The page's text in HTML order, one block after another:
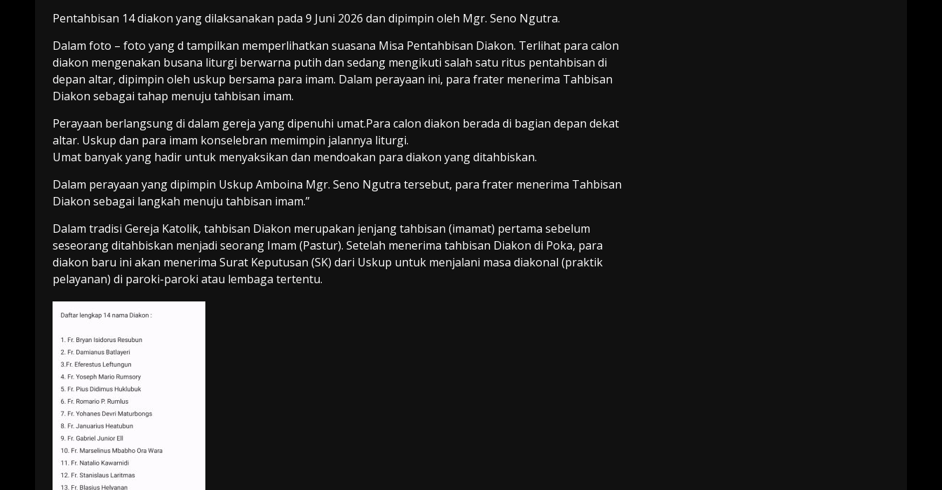
Pentahbisan 14 diakon yang dilaksanakan pada 9 Juni 2026 dan dipimpin oleh Mgr. Seno Ngutra.
Dalam foto – foto yang d tampilkan memperlihatkan suasana Misa Pentahbisan Diakon. Terlihat para calon
diakon mengenakan busana liturgi berwarna putih dan sedang mengikuti salah satu ritus pentahbisan di
depan altar, dipimpin oleh uskup bersama para imam. Dalam perayaan ini, para frater menerima Tahbisan
Diakon sebagai tahap menuju tahbisan imam.
Perayaan berlangsung di dalam gereja yang dipenuhi umat.Para calon diakon berada di bagian depan dekat
altar. Uskup dan para imam konselebran memimpin jalannya liturgi.
Umat banyak yang hadir untuk menyaksikan dan mendoakan para diakon yang ditahbiskan.
Dalam perayaan yang dipimpin Uskup Amboina Mgr. Seno Ngutra tersebut, para frater menerima Tahbisan
Diakon sebagai langkah menuju tahbisan imam.”
Dalam tradisi Gereja Katolik, tahbisan Diakon merupakan jenjang tahbisan (imamat) pertama sebelum
seseorang ditahbiskan menjadi seorang Imam (Pastur). Setelah menerima tahbisan Diakon di Poka, para
diakon baru ini akan menerima Surat Keputusan (SK) dari Uskup untuk menjalani masa diakonal (praktik
pelayanan) di paroki-paroki atau lembaga tertentu.